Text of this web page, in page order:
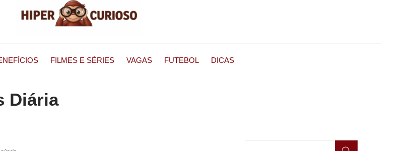
FILMES E SÉRIES VAGAS FUTEBOL DICAS
Diária